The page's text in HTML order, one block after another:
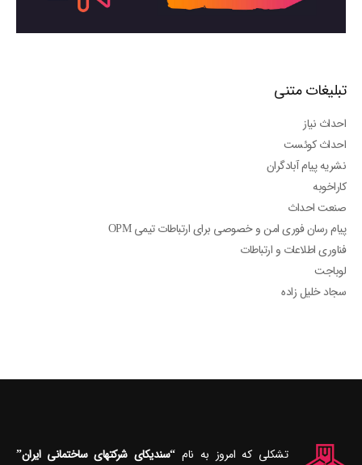
تبلیغات متنی
احداث نیاز
احداث کوئست
نشریه پیام آبادگران
کاراخوبه
صنعت احداث
پیام رسان فوری امن و خصوصی برای ارتباطات تیمی OPM
فناوری اطلاعات و ارتباطات
لوباجت
سجاد خلیل زاده
تشکلی که امروز به نام“سندیکای شرکتهای ساختمانی ایران”